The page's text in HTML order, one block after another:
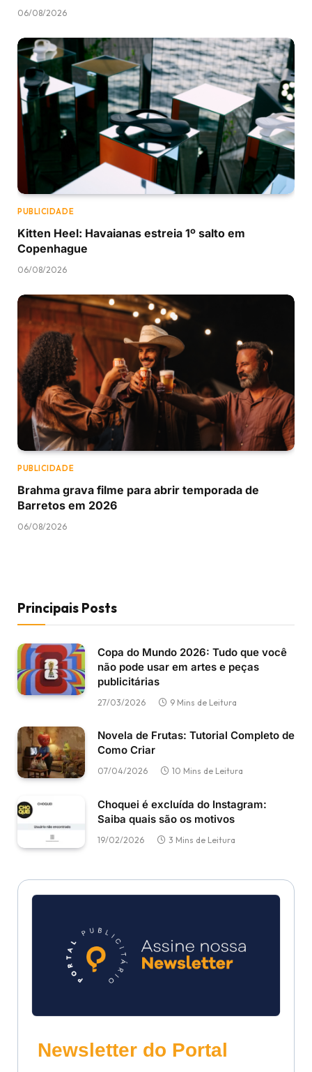
06/08/2026
PUBLICIDADE
Kitten Heel: Havaianas estreia 1º salto em
Copenhague
06/08/2026
PUBLICIDADE
Brahma grava filme para abrir temporada de
Barretos em 2026
06/08/2026
Principais Posts
Copa do Mundo 2026: Tudo que você
não pode usar em artes e peças
publicitárias
27/03/2026 9 Mins de Leitura
Novela de Frutas: Tutorial Completo de
Como Criar
07/04/2026 10 Mins de Leitura
Choquei é excluída do Instagram:
Saiba quais são os motivos
19/02/2026 3 Mins de Leitura
Newsletter do Portal